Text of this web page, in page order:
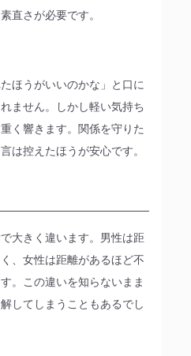
直さが必要です。
ほうがいいのかな」と口に
ません。しかし軽い気持ち
く響きます。関係を守りた
は控えたほうが安心です。
大きく違います。男性は距
、女性は距離があるほど不
。この違いを知らないまま
してしまうこともあるでし